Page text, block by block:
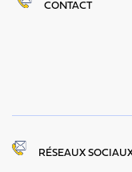
CONTACT
RÉSEAUX